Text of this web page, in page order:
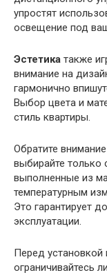
упростят
освещение под
Эстетика также
внимание на
гармонично
Выбор цвета и
стиль квартиры.
Обратите
выбирайте только
выполненные из
температурным
Это гарантирует
эксплуатации.
Перед установкой
ограничивайтесь